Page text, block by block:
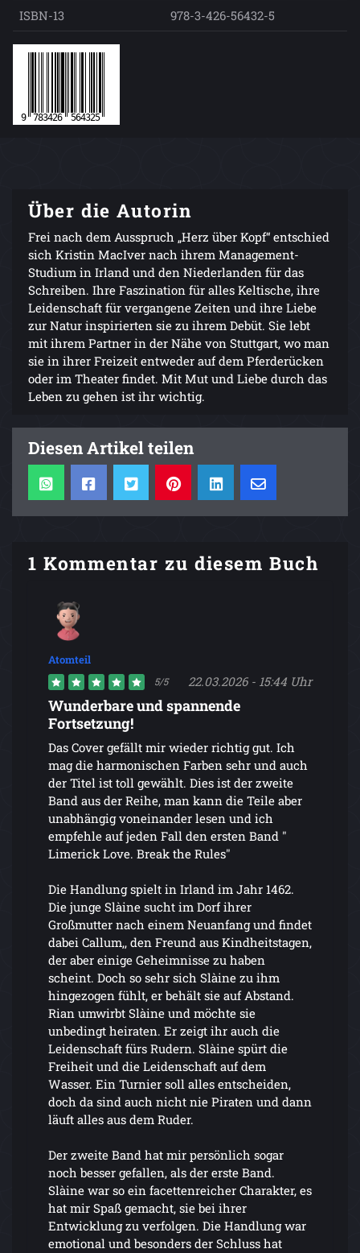
ISBN-13
978-3-426-56432-5
Über die Autorin
Frei nach dem Ausspruch „Herz über Kopf“ entschied
sich Kristin MacIver nach ihrem Management-
Studium in Irland und den Niederlanden für das
Schreiben. Ihre Faszination für alles Keltische, ihre
Leidenschaft für vergangene Zeiten und ihre Liebe
zur Natur inspirierten sie zu ihrem Debüt. Sie lebt
mit ihrem Partner in der Nähe von Stuttgart, wo man
sie in ihrer Freizeit entweder auf dem Pferderücken
oder im Theater findet. Mit Mut und Liebe durch das
Leben zu gehen ist ihr wichtig.
Diesen Artikel teilen
1 Kommentar zu diesem Buch
Atomteil
5/5 22.03.2026 - 15:44 Uhr
Wunderbare und spannende
Fortsetzung!
Das Cover gefällt mir wieder richtig gut. Ich
mag die harmonischen Farben sehr und auch
der Titel ist toll gewählt. Dies ist der zweite
Band aus der Reihe, man kann die Teile aber
unabhängig voneinander lesen und ich
empfehle auf jeden Fall den ersten Band "
Limerick Love. Break the Rules"
Die Handlung spielt in Irland im Jahr 1462.
Die junge Slàine sucht im Dorf ihrer
Großmutter nach einem Neuanfang und findet
dabei Callum,, den Freund aus Kindheitstagen,
der aber einige Geheimnisse zu haben
scheint. Doch so sehr sich Slàine zu ihm
hingezogen fühlt, er behält sie auf Abstand.
Rian umwirbt Slàine und möchte sie
unbedingt heiraten. Er zeigt ihr auch die
Leidenschaft fürs Rudern. Slàine spürt die
Freiheit und die Leidenschaft auf dem
Wasser. Ein Turnier soll alles entscheiden,
doch da sind auch nicht nie Piraten und dann
läuft alles aus dem Ruder.
Der zweite Band hat mir persönlich sogar
noch besser gefallen, als der erste Band.
Slàine war so ein facettenreicher Charakter, es
hat mir Spaß gemacht, sie bei ihrer
Entwicklung zu verfolgen. Die Handlung war
emotional und besonders der Schluss hat